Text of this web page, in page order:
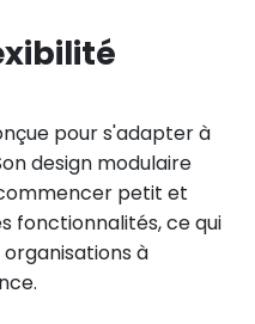
pour s'adapter à
design modulaire
petit et
fonctionnalités, ce qui
à